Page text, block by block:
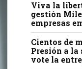
Viva la
gestión
empresas
Cientos de
Presión a la
vote la